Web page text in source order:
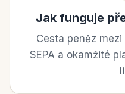
Jak funguje
Cesta peněz mezi
SEPA a okamžité